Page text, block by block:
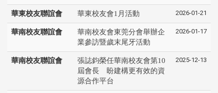
華東校友聯誼會 華東校友會1月活動 2026-01-21
華南校友聯誼會
華南校友會東莞分會舉辦企
業參訪暨歲末尾牙活動
2026-01-17
華南校友聯誼會
張誌鈞榮任華南校友會第10
屆會長 盼建構更有效的資
源合作平台
2025-12-13